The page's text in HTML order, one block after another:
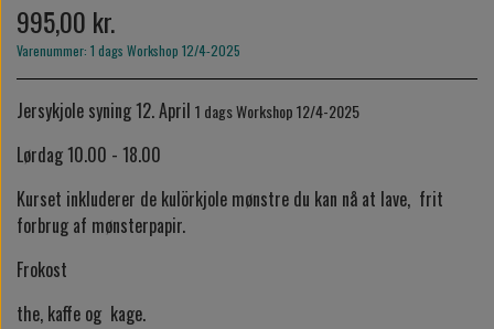
995,00 kr.
Varenummer: 1 dags Workshop 12/4-2025
Jersykjole syning 12. April 1 dags Workshop 12/4-2025
Lørdag 10.00 - 18.00
Kurset inkluderer de kulörkjole mønstre du kan nå at lave, frit
forbrug af mønsterpapir.
Frokost
the, kaffe og kage.